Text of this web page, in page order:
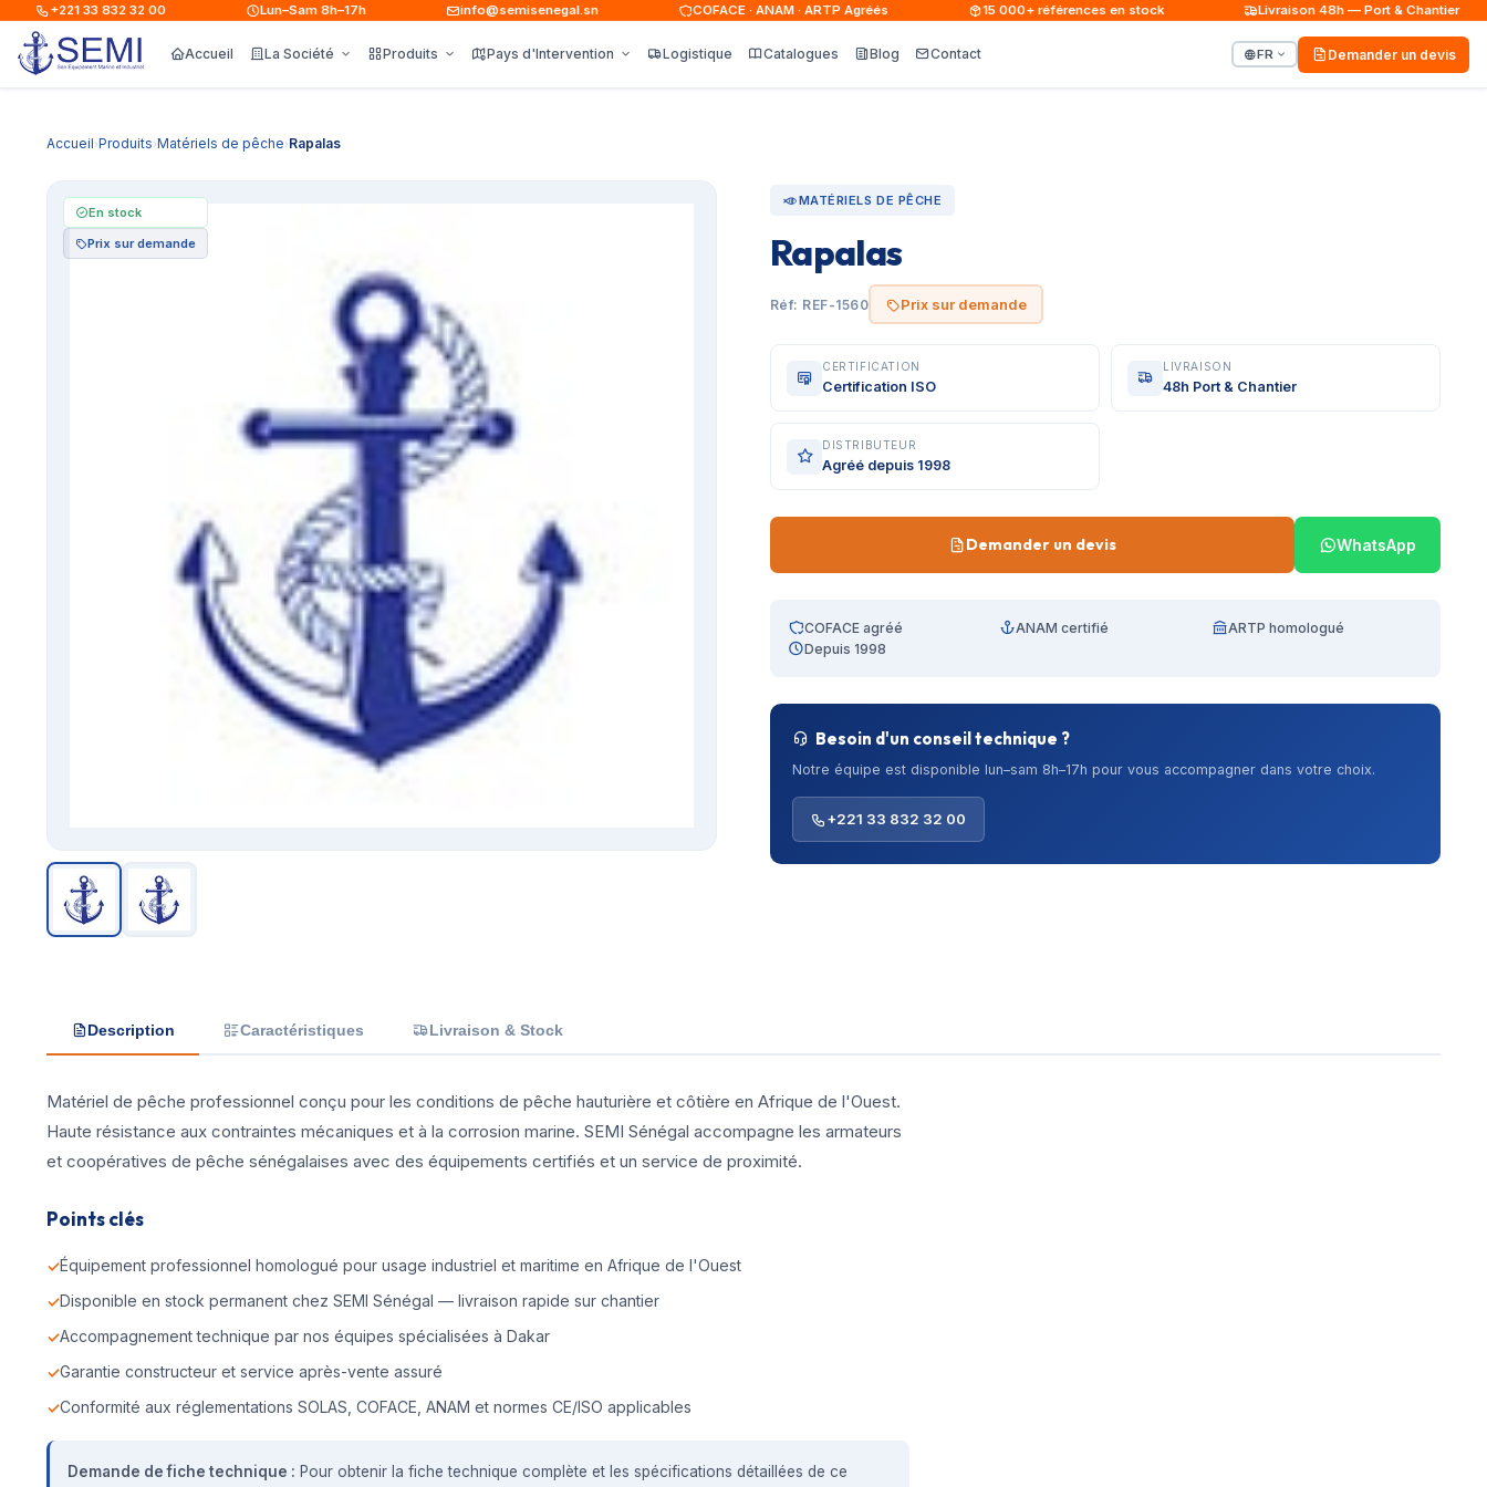
+221 33 832 32 00 Lun–Sam 8h–17h info@semisenegal.sn COFACE · ANAM · ARTP Agréés 15 000+ références en stock Livraison 48h — Port & Chantier
Accueil La Société Produits Pays d'Intervention Logistique Catalogues Blog Contact FR Demander un devis
Accueil›Produits›Matériels de pêche›Rapalas
En stock
Prix sur demande
MATÉRIELS DE PÊCHE
Rapalas
Réf: REF-1560 Prix sur demande
CERTIFICATION
Certification ISO
LIVRAISON
48h Port & Chantier
DISTRIBUTEUR
Agréé depuis 1998
Demander un devis WhatsApp
COFACE agréé ANAM certifié
ARTP homologué
Depuis 1998
Besoin d'un conseil technique ?
Notre équipe est disponible lun–sam 8h–17h pour vous accompagner dans votre choix.
+221 33 832 32 00
Description Caractéristiques Livraison & Stock
Matériel de pêche professionnel conçu pour les conditions de pêche hauturière et côtière en Afrique de l'Ouest.
Haute résistance aux contraintes mécaniques et à la corrosion marine. SEMI Sénégal accompagne les armateurs
et coopératives de pêche sénégalaises avec des équipements certifiés et un service de proximité.
Points clés
Équipement professionnel homologué pour usage industriel et maritime en Afrique de l'Ouest
Disponible en stock permanent chez SEMI Sénégal — livraison rapide sur chantier
Accompagnement technique par nos équipes spécialisées à Dakar
Garantie constructeur et service après-vente assuré
Conformité aux réglementations SOLAS, COFACE, ANAM et normes CE/ISO applicables
Demande de fiche technique : Pour obtenir la fiche technique complète et les spécifications détaillées de ce